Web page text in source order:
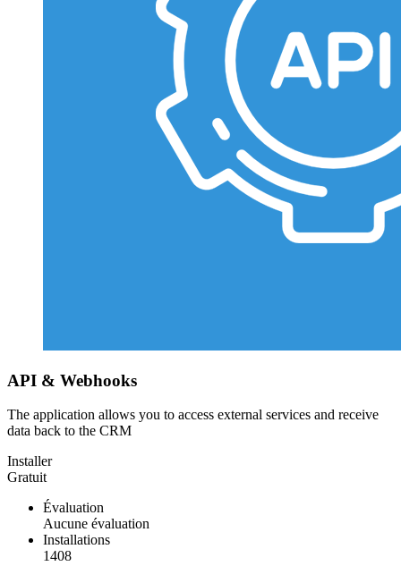
API & Webhooks
The application allows you to access external services and receive
data back to the CRM
Installer
Gratuit
Évaluation
Aucune évaluation
Installations
1408